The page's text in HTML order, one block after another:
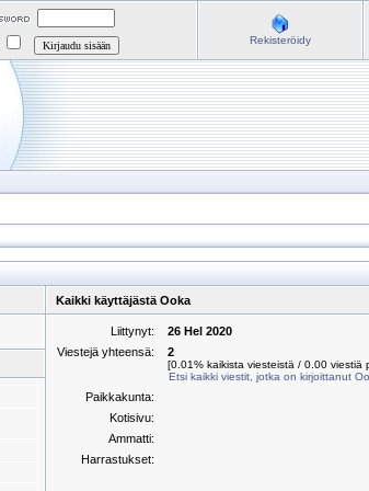
Rekisteröidy
Kaikki käyttäjästä Ooka
Liittynyt:
26 Hel 2020
Viestejä yhteensä:
2
[0.01% kaikista viesteistä / 0.00 viestiä
Etsi kaikki viestit, jotka on kirjoittanut
Paikkakunta:
Kotisivu:
Ammatti:
Harrastukset: